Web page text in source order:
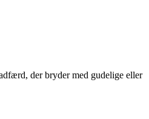
der bryder med gudelige eller